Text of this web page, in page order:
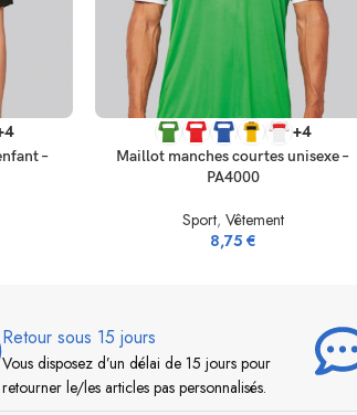
–
CHOIX DES OPTIONS +4
Maillot manches courtes unisexe –
PA4000
Sport, Vêtement
8,75 €
Retour sous 15 jours
Vous disposez d’un délai de 15 jours pour
retourner le/les articles pas personnalisés.